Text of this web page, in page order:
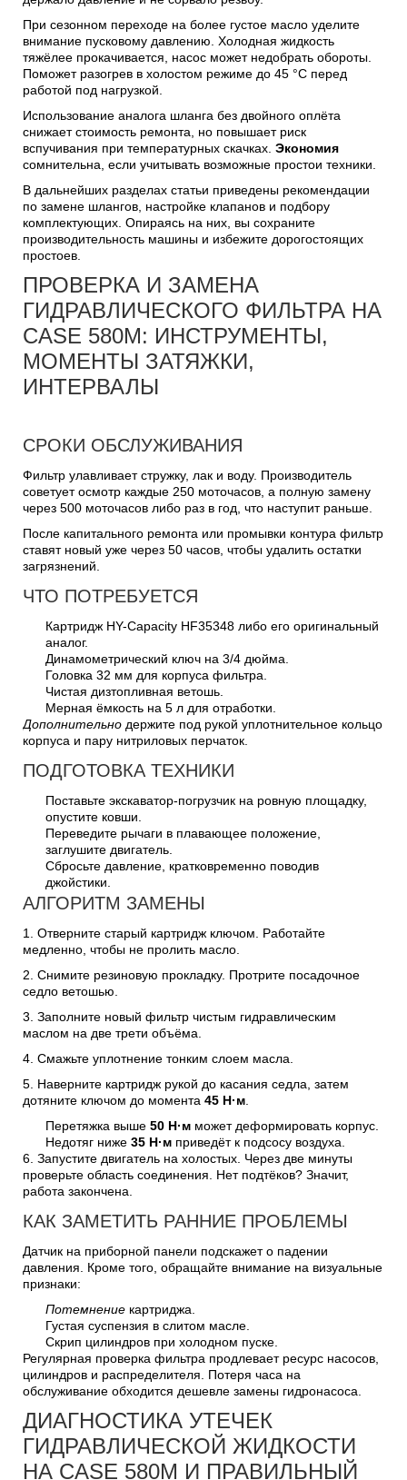
При сезонном переходе на более густое масло уделите
внимание пусковому давлению. Холодная жидкость
тяжёлее прокачивается, насос может недобрать обороты.
Поможет разогрев в холостом режиме до 45 °C перед
работой под нагрузкой.
Использование аналога шланга без двойного оплёта
снижает стоимость ремонта, но повышает риск
вспучивания при температурных скачках. Экономия
сомнительна, если учитывать возможные простои техники.
В дальнейших разделах статьи приведены рекомендации
по замене шлангов, настройке клапанов и подбору
комплектующих. Опираясь на них, вы сохраните
производительность машины и избежите дорогостоящих
простоев.
ПРОВЕРКА И ЗАМЕНА
ГИДРАВЛИЧЕСКОГО ФИЛЬТРА НА
CASE 580M: ИНСТРУМЕНТЫ,
МОМЕНТЫ ЗАТЯЖКИ,
ИНТЕРВАЛЫ
СРОКИ ОБСЛУЖИВАНИЯ
Фильтр улавливает стружку, лак и воду. Производитель
советует осмотр каждые 250 моточасов, а полную замену
через 500 моточасов либо раз в год, что наступит раньше.
После капитального ремонта или промывки контура фильтр
ставят новый уже через 50 часов, чтобы удалить остатки
загрязнений.
ЧТО ПОТРЕБУЕТСЯ
Картридж HY-Capacity HF35348 либо его оригинальный
аналог.
Динамометрический ключ на 3/4 дюйма.
Головка 32 мм для корпуса фильтра.
Чистая дизтопливная ветошь.
Мерная ёмкость на 5 л для отработки.
Дополнительно держите под рукой уплотнительное кольцо
корпуса и пару нитриловых перчаток.
ПОДГОТОВКА ТЕХНИКИ
Поставьте экскаватор-погрузчик на ровную площадку,
опустите ковши.
Переведите рычаги в плавающее положение,
заглушите двигатель.
Сбросьте давление, кратковременно поводив
джойстики.
АЛГОРИТМ ЗАМЕНЫ
1. Отверните старый картридж ключом. Работайте
медленно, чтобы не пролить масло.
2. Снимите резиновую прокладку. Протрите посадочное
седло ветошью.
3. Заполните новый фильтр чистым гидравлическим
маслом на две трети объёма.
4. Смажьте уплотнение тонким слоем масла.
5. Наверните картридж рукой до касания седла, затем
дотяните ключом до момента 45 Н·м
Перетяжка выше 50 Н·м может деформировать корпус.
Недотяг ниже 35 Н·м приведёт к подсосу воздуха.
6. Запустите двигатель на холостых. Через две минуты
проверьте область соединения. Нет подтёков? Значит,
работа закончена.
КАК ЗАМЕТИТЬ РАННИЕ ПРОБЛЕМЫ
Датчик на приборной панели подскажет о падении
давления. Кроме того, обращайте внимание на визуальные
признаки:
Потемнение картриджа.
Густая суспензия в слитом масле.
Скрип цилиндров при холодном пуске.
Регулярная проверка фильтра продлевает ресурс насосов,
цилиндров и распределителя. Потеря часа на
обслуживание обходится дешевле замены гидронасоса.
ДИАГНОСТИКА УТЕЧЕК
ГИДРАВЛИЧЕСКОЙ ЖИДКОСТИ
НА CASE 580M И ПРАВИЛЬНЫЙ